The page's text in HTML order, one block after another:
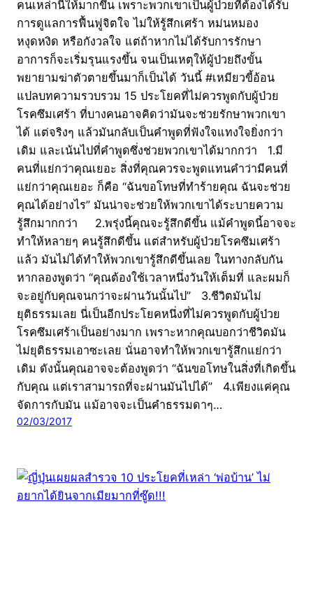
คนเหล่านี้ให้มากขึ้น เพราะพวกเขาเป็นผู้ป่วยที่ต้องได้รับ
การดูแลการฟื้นฟูจิตใจ ไม่ให้รู้สึกเศร้า หม่นหมอง
หงุดหงิด หรือกังวลใจ แต่ถ้าหากไม่ได้รับการรักษา
อาการก็จะเริ่มรุนแรงขึ้น จนเป็นเหตุให้ผู้ป่วยถึงขั้น
พยายามฆ่าตัวตายขึ้นมาก็เป็นได้ วันนี้ #เหมียวขี้อ้อน
แปลบทความรวบรวม 15 ประโยคที่ไม่ควรพูดกับผู้ป่วย
โรคซึมเศร้า ที่บางคนอาจคิดว่ามันจะช่วยรักษาพวกเขา
ได้ แต่จริงๆ แล้วมันกลับเป็นคำพูดที่ฟังใจแทงใจยิ่งกว่า
เดิม และเน้นไปที่คำพูดซึ่งช่วยพวกเขาได้มากกว่า 1.มี
คนที่แย่กว่าคุณเยอะ สิ่งที่คุณควรจะพูดแทนคำว่ามีคนที่
แย่กว่าคุณเยอะ ก็คือ “ฉันขอโทษที่ทำร้ายคุณ ฉันจะช่วย
คุณได้อย่างไร” มันน่าจะช่วยให้พวกเขาได้ระบายความ
รู้สึกมากกว่า 2.พรุ่งนี้คุณจะรู้สึกดีขึ้น แม้คำพูดนี้อาจจะ
ทำให้หลายๆ คนรู้สึกดีขึ้น แต่สำหรับผู้ป่วยโรคซึมเศร้า
แล้ว มันไม่ได้ทำให้พวกเขารู้สึกดีขึ้นเลย ในทางกลับกัน
หากลองพูดว่า “คุณต้องใช้เวลาหนึ่งวันให้เต็มที่ และผมก็
จะอยู่กับคุณจนกว่าจะผ่านวันนั้นไป” 3.ชีวิตมันไม่
ยุติธรรมเลย นี่เป็นอีกประโยคหนึ่งที่ไม่ควรพูดกับผู้ป่วย
โรคซึมเศร้าเป็นอย่างมาก เพราะหากคุณบอกว่าชีวิตมัน
ไม่ยุติธรรมเอาซะเลย นั่นอาจทำให้พวกเขารู้สึกแย่กว่า
เดิม ดังนั้นคุณอาจจะต้องพูดว่า “ฉันขอโทษในสิ่งที่เกิดขึ้น
กับคุณ แต่เราสามารถที่จะผ่านมันไปได้” 4.เพียงแค่คุณ
จัดการกับมัน แม้อาจจะเป็นคำธรรมดาๆ…
02/03/2017